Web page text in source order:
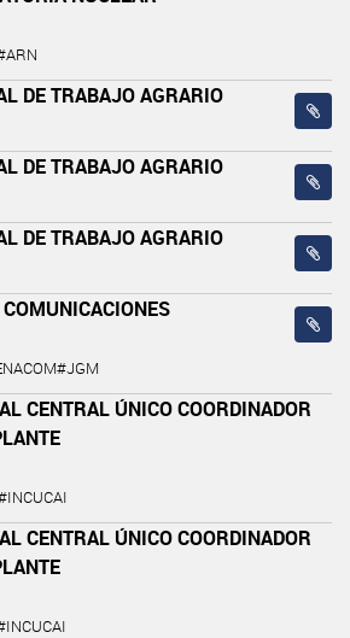
DE TRABAJO AGRARIO
DE TRABAJO AGRARIO
DE TRABAJO AGRARIO
CENTRAL ÚNICO COORDINADOR
CENTRAL ÚNICO COORDINADOR